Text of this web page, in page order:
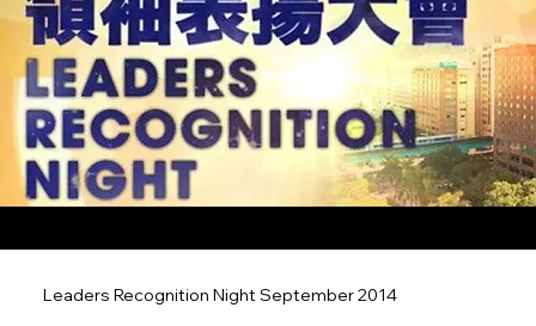
Leaders Recognition Night September 2014